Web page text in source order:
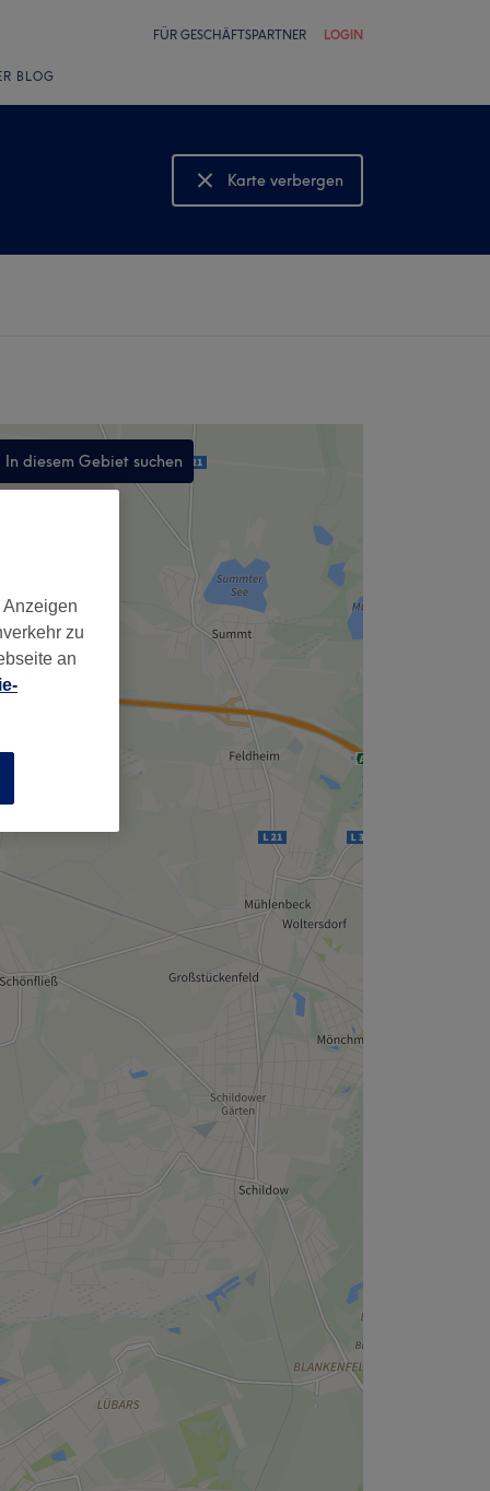
FÜR GESCHÄFTSPARTNER LOGIN
BLOG
Karte verbergen
Karte anzeigen
In diesem Gebiet suchen
,
zu
an